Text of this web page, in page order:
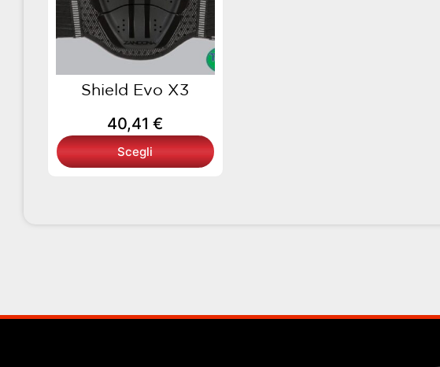
Shield Evo X3
40,41 €
Scegli
opzioni
possono
scelte
pagina
del
prodotto